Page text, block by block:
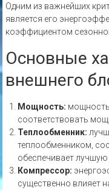
Одним из важнейших
является его
коэффициентом
Основные
внешнего
Мощность:
соответствовать
Теплообменник:
теплообменником‚
обеспечивает лучшую
Компрессор:
существенно влияет